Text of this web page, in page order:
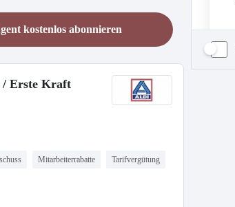
kostenlos abonnieren
/ Erste Kraft
Mitarbeiterrabatte Tarifvergütung